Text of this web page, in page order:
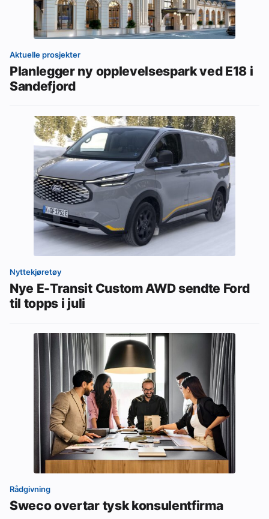
Aktuelle prosjekter
Planlegger ny opplevelsespark ved E18 i
Sandefjord
Nyttekjøretøy
Nye E-Transit Custom AWD sendte Ford
til topps i juli
Rådgivning
Sweco overtar tysk konsulentfirma